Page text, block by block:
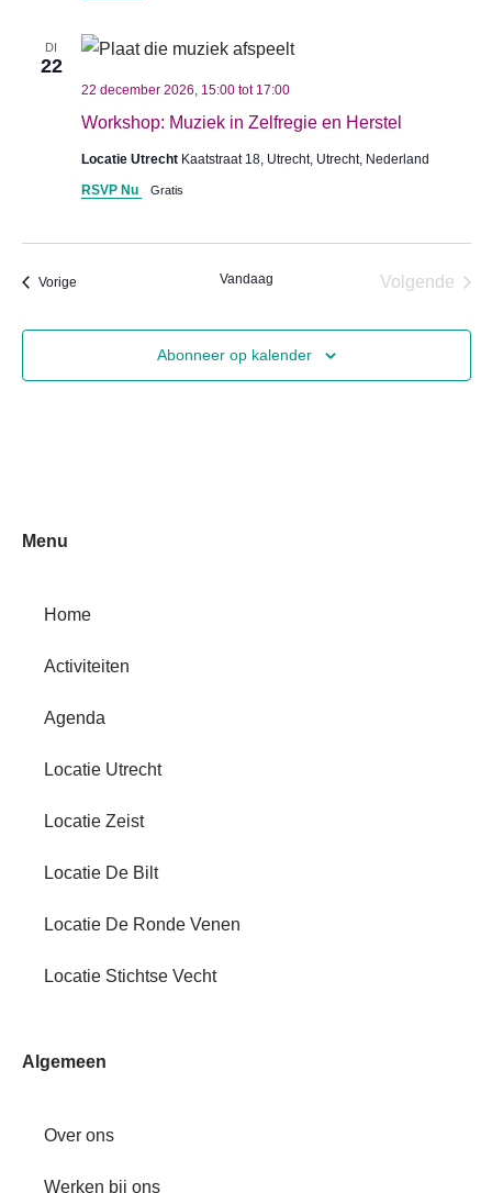
DI
22
Workshop: Muziek in Zelfregie en Herstel
22 december 2026, 15:00tot 17:00
Locatie Utrecht Kaatstraat 18, Utrecht, Utrecht, Nederland
RSVP Nu
Gratis
VorigeEvenementen Vandaag Volgende
Abonneer op kalender
Menu
Home
Activiteiten
Agenda
Locatie Utrecht
Locatie Zeist
Locatie De Bilt
Locatie De Ronde Venen
Locatie Stichtse Vecht
Algemeen
Over ons
Werken bij ons